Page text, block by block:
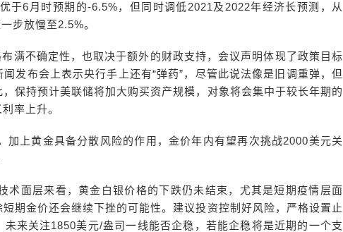
于6月时预期的-6.5%，但同时调低2021及2022年经济长预测，从
步放慢至2.5%。
满不确定性，也取决于额外的财政支持，会议声明体现了政策目标
发布会上表示央行手上还有“弹药”，尽管此说法像是旧调重弹，但
保持预计美联储将加大购买资产规模，对象将会集中于较长年期的
率上升。
加上黄金具备分散风险的作用，金价年内有望再次挑战2000美元关
术面层来看，黄金白银价格的下跌仍未结束，尤其是短期疫情层面
期金价还会继续下挫的可能性。建议投资控制好风险，严格设置止
来关注1850美元/盎司一线能否企稳，若能企稳将是近期的一个支